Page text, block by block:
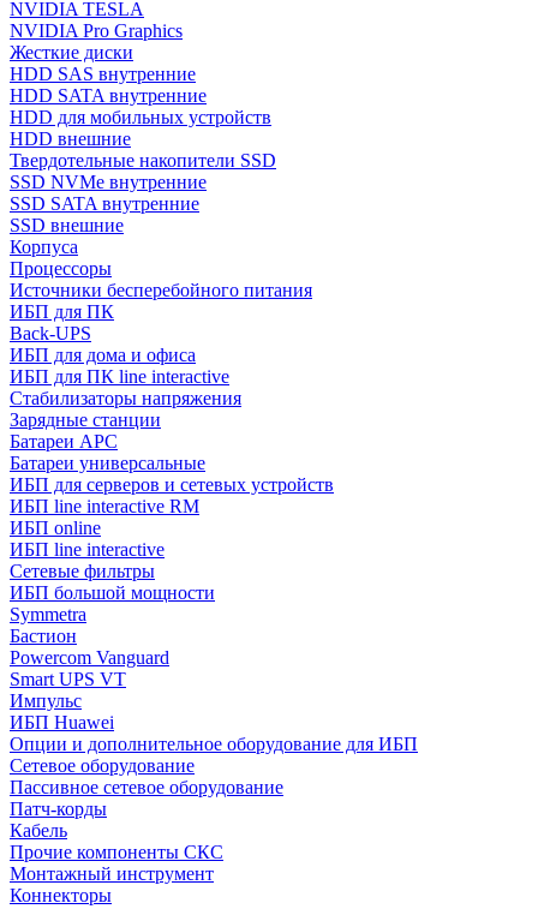
NVIDIA TESLA
NVIDIA Pro Graphics
Жесткие диски
HDD SAS внутренние
HDD SATA внутренние
HDD для мобильных устройств
HDD внешние
Твердотельные накопители SSD
SSD NVMe внутренние
SSD SATA внутренние
SSD внешние
Корпуса
Процессоры
Источники бесперебойного питания
ИБП для ПК
Back-UPS
ИБП для дома и офиса
ИБП для ПК linе interactive
Стабилизаторы напряжения
Зарядные станции
Батареи APC
Батареи универсальные
ИБП для серверов и сетевых устройств
ИБП line interactive RM
ИБП online
ИБП linе interactive
Сетевые фильтры
ИБП большой мощности
Symmetra
Бастион
Powercom Vanguard
Smart UPS VT
Импульс
ИБП Huawei
Опции и дополнительное оборудование для ИБП
Сетевое оборудование
Пассивное сетевое оборудование
Патч-корды
Кабель
Прочие компоненты СКС
Монтажный инструмент
Коннекторы